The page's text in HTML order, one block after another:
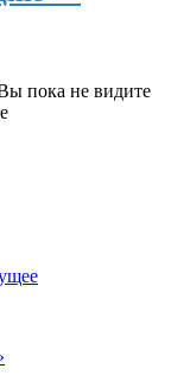
пока не видите